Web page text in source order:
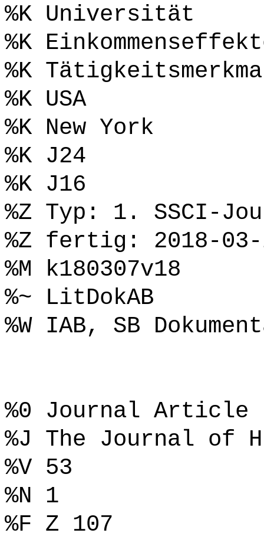
%K Universität
%K
%K
%K USA
%K New York
%K J24
%K J16
%Z Typ: 1. SSCI-
%Z fertig: 2018-03-
%M k180307v18
%~ LitDokAB
%W IAB, SB
%0 Journal Article
%J The Journal of
%V 53
%N 1
%F Z 107